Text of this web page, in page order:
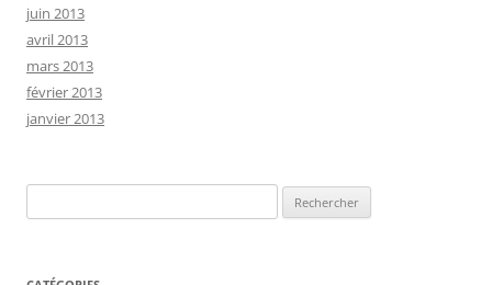
juin 2013
avril 2013
mars 2013
février 2013
janvier 2013